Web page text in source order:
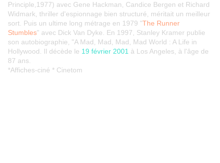
Principle,1977) avec Gene Hackman, Candice Bergen et Richard
Widmark, thriller d'espionnage bien structuré, méritait un meilleur
sort. Puis un ultime long métrage en 1979 "The Runner
Stumbles" avec Dick Van Dyke. En 1997, Stanley Kramer publie
son autobiographie, "A Mad, Mad, Mad, Mad World : A Life in
Hollywood. Il décède le 19 février 2001 à Los Angeles, à l'âge de
87 ans.
*Affiches-ciné * Cinetom